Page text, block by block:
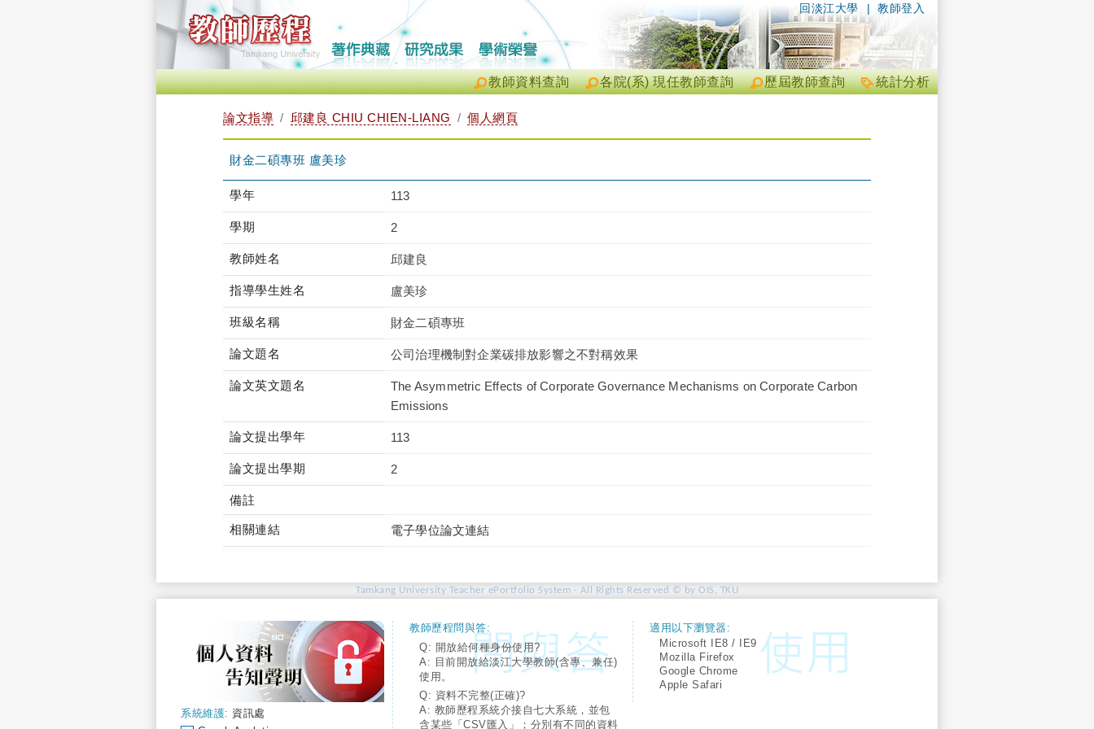
| 教師登入
回淡江大學
統計分析
歷屆教師查詢
各院(系) 現任教師查詢
教師資料查詢
論文指導 邱建良 CHIU CHIEN-LIANG 個人網頁
財金二碩專班 盧美珍
學年 113
學期 2
教師姓名 邱建良
指導學生姓名 盧美珍
班級名稱 財金二碩專班
論文題名 公司治理機制對企業碳排放影響之不對稱效果
論文英文題名
The Asymmetric Effects of Corporate Governance Mechanisms on Corporate Carbon
Emissions
論文提出學年 113
論文提出學期 2
備註
相關連結 電子學位論文連結
Tamkang University Teacher ePortfolio System - All Rights Reserved © by OIS, TKU
系統維護: 資訊處
教師歷程問與答:
Q: 開放給何種身份使用?
A: 目前開放給淡江大學教師(含專、兼任)
使用。
Q: 資料不完整(正確)?
A: 教師歷程系統介接自七大系統，並包
含某些「CSV匯入」；分別有不同的資料
適用以下瀏覽器:
Microsoft IE8 / IE9
Mozilla Firefox
Google Chrome
Apple Safari